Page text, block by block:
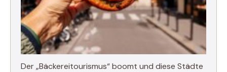
Der „Bäckereitourismus“ boomt und diese Städte